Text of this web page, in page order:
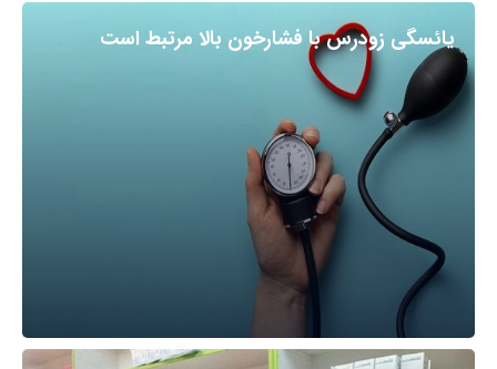
یائسگی زودرس با فشارخون بالا مرتبط است